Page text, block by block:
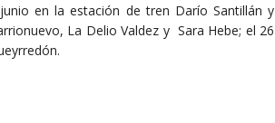
en la estación de tren Darío Santillán y
La Delio Valdez y Sara Hebe; el 26